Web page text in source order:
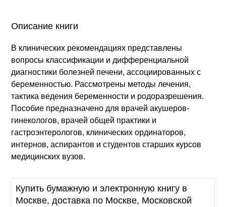
Описание книги
В клинических рекомендациях представлены
вопросы классификации и дифференциальной
диагностики болезней печени, ассоциированных с
беременностью. Рассмотрены методы лечения,
тактика ведения беременности и родоразрешения.
Пособие предназначено для врачей акушеров-
гинекологов, врачей общей практики и
гастроэнтерологов, клинических ординаторов,
интернов, аспирантов и студентов старших курсов
медицинских вузов.
Купить бумажную и электронную книгу в
Москве, доставка по Москве, Московской